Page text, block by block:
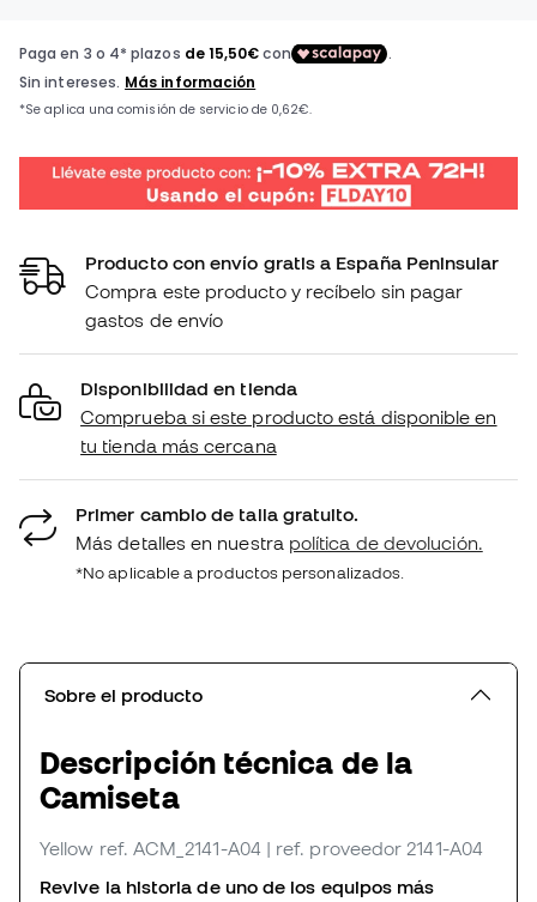
Producto con envío gratis a España Peninsular
Compra este producto y recíbelo sin pagar
gastos de envío
Disponibilidad en tienda
Comprueba si este producto está disponible en
tu tienda más cercana
Primer cambio de talla gratuito.
Más detalles en nuestra política de devolución.
*No aplicable a productos personalizados.
Sobre el producto
Descripción técnica de la
Camiseta
Yellow ref. ACM_2141-A04 | ref. proveedor 2141-A04
Revive la historia de uno de los equipos más